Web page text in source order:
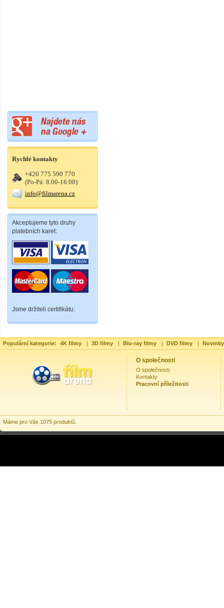
Rychlé kontakty
+420 775 590 770
(Po-Pá: 8.00-16.00)
info@filmarena.cz
Akceptujeme tyto druhy
platebních karet:
Jsme držiteli certifikátu:
Populární kategorie: 4K filmy | 3D filmy | Blu-ray filmy | DVD filmy |
O společnosti
O společnosti
Kontakty
Pracovní příležitosti
Máme pro Vás 1075 produktů.